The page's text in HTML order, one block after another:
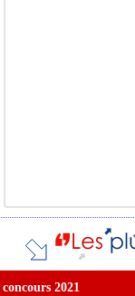
2021